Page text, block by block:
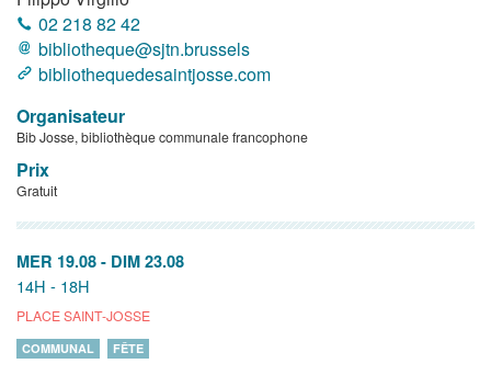
02 218 82 42
bibliotheque@sjtn.brussels
bibliothequedesaintjosse.com
Organisateur
Bib Josse, bibliothèque communale francophone
Prix
Gratuit
MER 19.08 - DIM 23.08
14H - 18H
PLACE SAINT-JOSSE
COMMUNAL FÊTE